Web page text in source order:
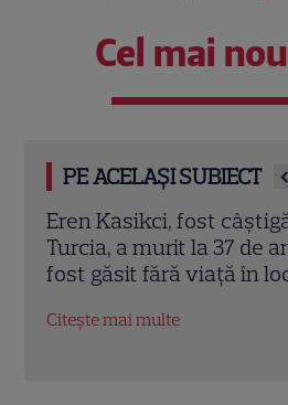
Cel mai
PE ACELAȘI SUBIECT
Trei cupluri revin la
Reuniuni”. Ce se
întâlnesc din nou cu
Citește mai multe